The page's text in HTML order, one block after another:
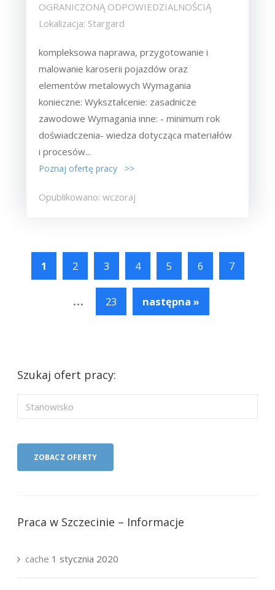
OGRANICZONĄ ODPOWIEDZIALNOŚCIĄ
Lokalizacja: Stargard
kompleksowa naprawa, przygotowanie i
malowanie karoserii pojazdów oraz
elementów metalowych Wymagania
konieczne: Wykształcenie: zasadnicze
zawodowe Wymagania inne: - minimum rok
doświadczenia- wiedza dotycząca materiałów
i procesów...
Poznaj ofertę pracy >>
Opublikowano: wczoraj
1 2 3 4 5 6 7
... 23 następna »
Szukaj ofert pracy:
Praca w Szczecinie – Informacje
cache 1 stycznia 2020